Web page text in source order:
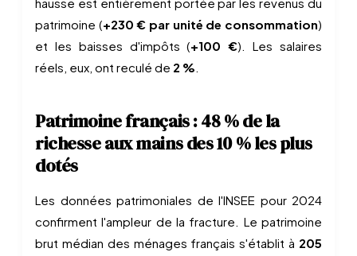
patrimoine (+230 € par unité de consommation)
et les baisses d'impôts (+100 €). Les salaires
réels, eux, ont reculé de 2 %.
Patrimoine français : 48 % de la
richesse aux mains des 10 % les plus
dotés
Les données patrimoniales de l'INSEE pour 2024
confirment l'ampleur de la fracture. Le patrimoine
brut médian des ménages français s'établit à 205